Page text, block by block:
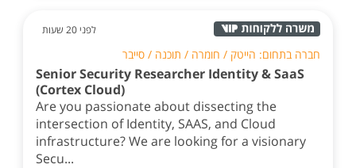
לפני 20 שעות
חברה בתחום: הייטק / חומרה / תוכנה / סייבר
Senior Security Researcher Identity & SaaS
(Cortex Cloud)
Are you passionate about dissecting the
intersection of Identity, SAAS, and Cloud
infrastructure? We are looking for a visionary
Secu...